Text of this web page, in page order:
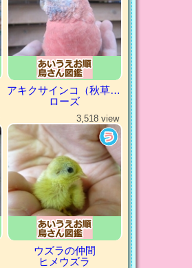
アキクサインコ（秋草インコ）
ローズ
3,518 view
ウズラの仲間
ヒメウズラ